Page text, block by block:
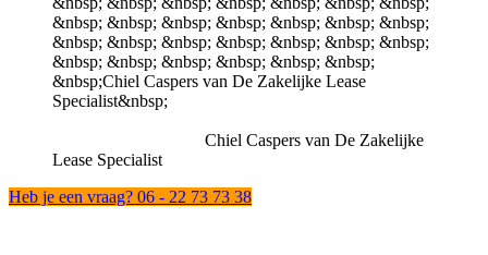
Chiel Caspers van De Zakelijke
Lease Specialist
Heb je een vraag? 06 - 22 73 73 38